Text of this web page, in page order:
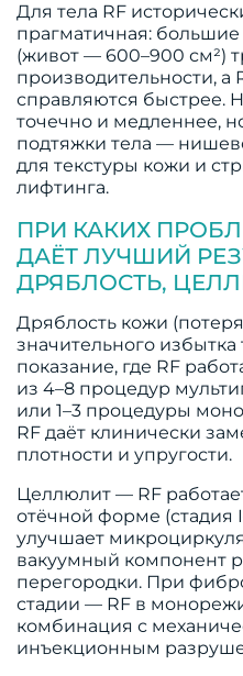
Для тела RF
прагматичная:
(живот — 600–900 см²)
производительности, а
справляются быстрее.
точечно и медленнее,
подтяжки тела —
для текстуры кожи и
лифтинга.
ПРИ КАКИХ
ДАЁТ ЛУЧШИЙ
ДРЯБЛОСТЬ,
Дряблость кожи (потеря
значительного
показание, где RF
из 4–8 процедур
или 1–3 процедуры
RF даёт клинически
плотности и упругости.
Целлюлит — RF
отёчной форме (стадия
улучшает
вакуумный компонент
перегородки. При
стадии — RF в
комбинация с
инъекционным